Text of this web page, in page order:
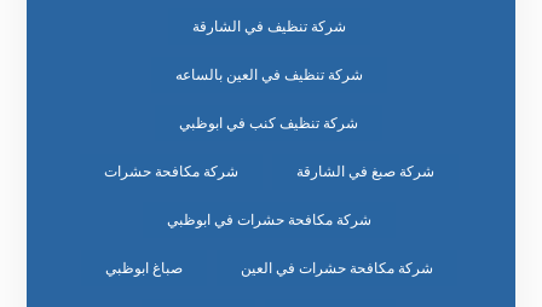
شركة تنظيف في الشارقة
شركة تنظيف في العين بالساعه
شركة تنظيف كنب في ابوظبي
شركة صبغ في الشارقة شركة مكافحة حشرات
شركة مكافحة حشرات في ابوظبي
شركة مكافحة حشرات في العين صباغ ابوظبي